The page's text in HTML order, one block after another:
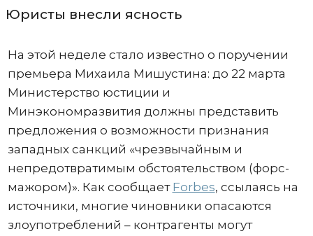
Юристы внесли ясность
На этой неделе стало известно о поручении
премьера Михаила Мишустина: до 22 марта
Министерство юстиции и
Минэкономразвития должны представить
предложения о возможности признания
западных санкций «чрезвычайным и
непредотвратимым обстоятельством (форс-
мажором)». Как сообщает Forbes, ссылаясь на
источники, многие чиновники опасаются
злоупотреблений – контрагенты могут